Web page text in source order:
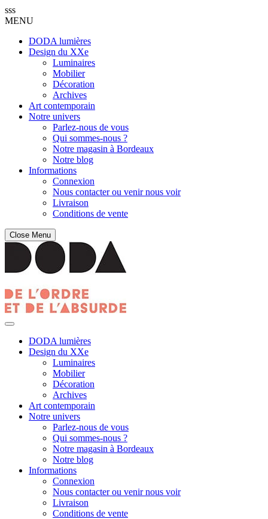
sss
MENU
DODA lumières
Design du XXe
Luminaires
Mobilier
Décoration
Archives
Art contemporain
Notre univers
Parlez-nous de vous
Qui sommes-nous ?
Notre magasin à Bordeaux
Notre blog
Informations
Connexion
Nous contacter ou venir nous voir
Livraison
Conditions de vente
Close Menu
DODA lumières
Design du XXe
Luminaires
Mobilier
Décoration
Archives
Art contemporain
Notre univers
Parlez-nous de vous
Qui sommes-nous ?
Notre magasin à Bordeaux
Notre blog
Informations
Connexion
Nous contacter ou venir nous voir
Livraison
Conditions de vente